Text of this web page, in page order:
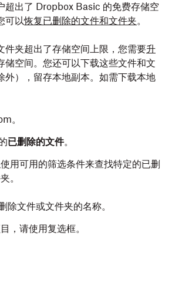
超出了 Dropbox Basic 的免费存储空
可以恢复已删除的文件和文件夹。
件夹超出了存储空间上限，您需要升
储空间。您还可以下载这些文件和文
外），留存本地副本。如需下载本地
。
已删除的文件。
使用可用的筛选条件来查找特定的已删
。
除文件或文件夹的名称。
，请使用复选框。